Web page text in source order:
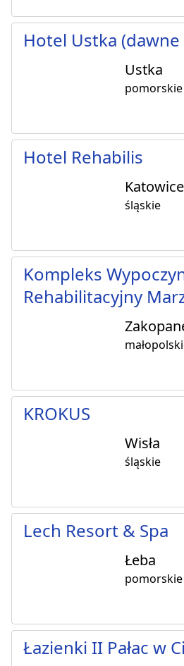
Hotel Ustka (dawne
Ustka
pomorskie
Hotel Rehabilis
Katowice
śląskie
Kompleks
Rehabilitacyjny
KROKUS
Wisła
śląskie
Lech Resort & Spa
Łeba
pomorskie
Łazienki II Pałac w